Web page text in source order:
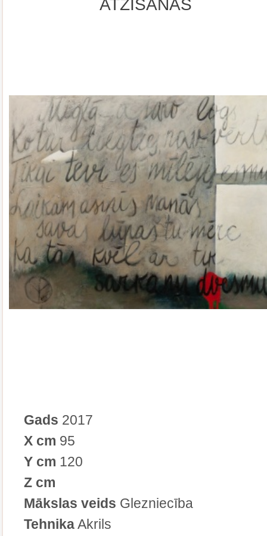
ATZĪŠANĀS
Gads 2017
X cm 95
Y cm 120
Z cm
Mākslas veids Glezniecība
TehnikaAkrils